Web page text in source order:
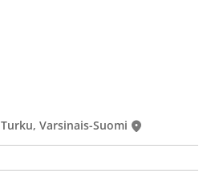
Turku, Varsinais-Suomi